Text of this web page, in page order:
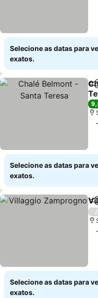
Selecione as datas para
exatos.
Selecione as datas para
exatos.
/
Selecione as datas para
exatos.